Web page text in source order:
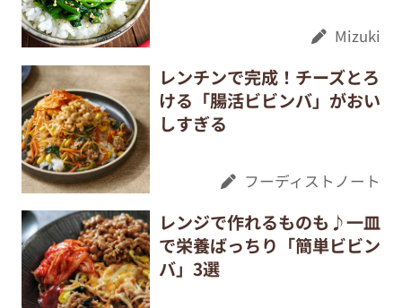
Mizuki
レンチンで完成！チーズとろ
ける「腸活ビビンバ」がおい
しすぎる
フーディストノート
レンジで作れるものも♪一皿
で栄養ばっちり「簡単ビビン
バ」3選